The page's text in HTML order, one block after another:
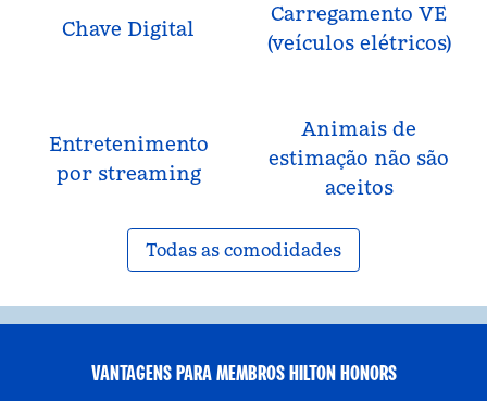
Chave Digital
Carregamento VE
(veículos elétricos)
Entretenimento
por streaming
Animais de
estimação não são
aceitos
Todas as comodidades
VANTAGENS PARA MEMBROS HILTON HONORS